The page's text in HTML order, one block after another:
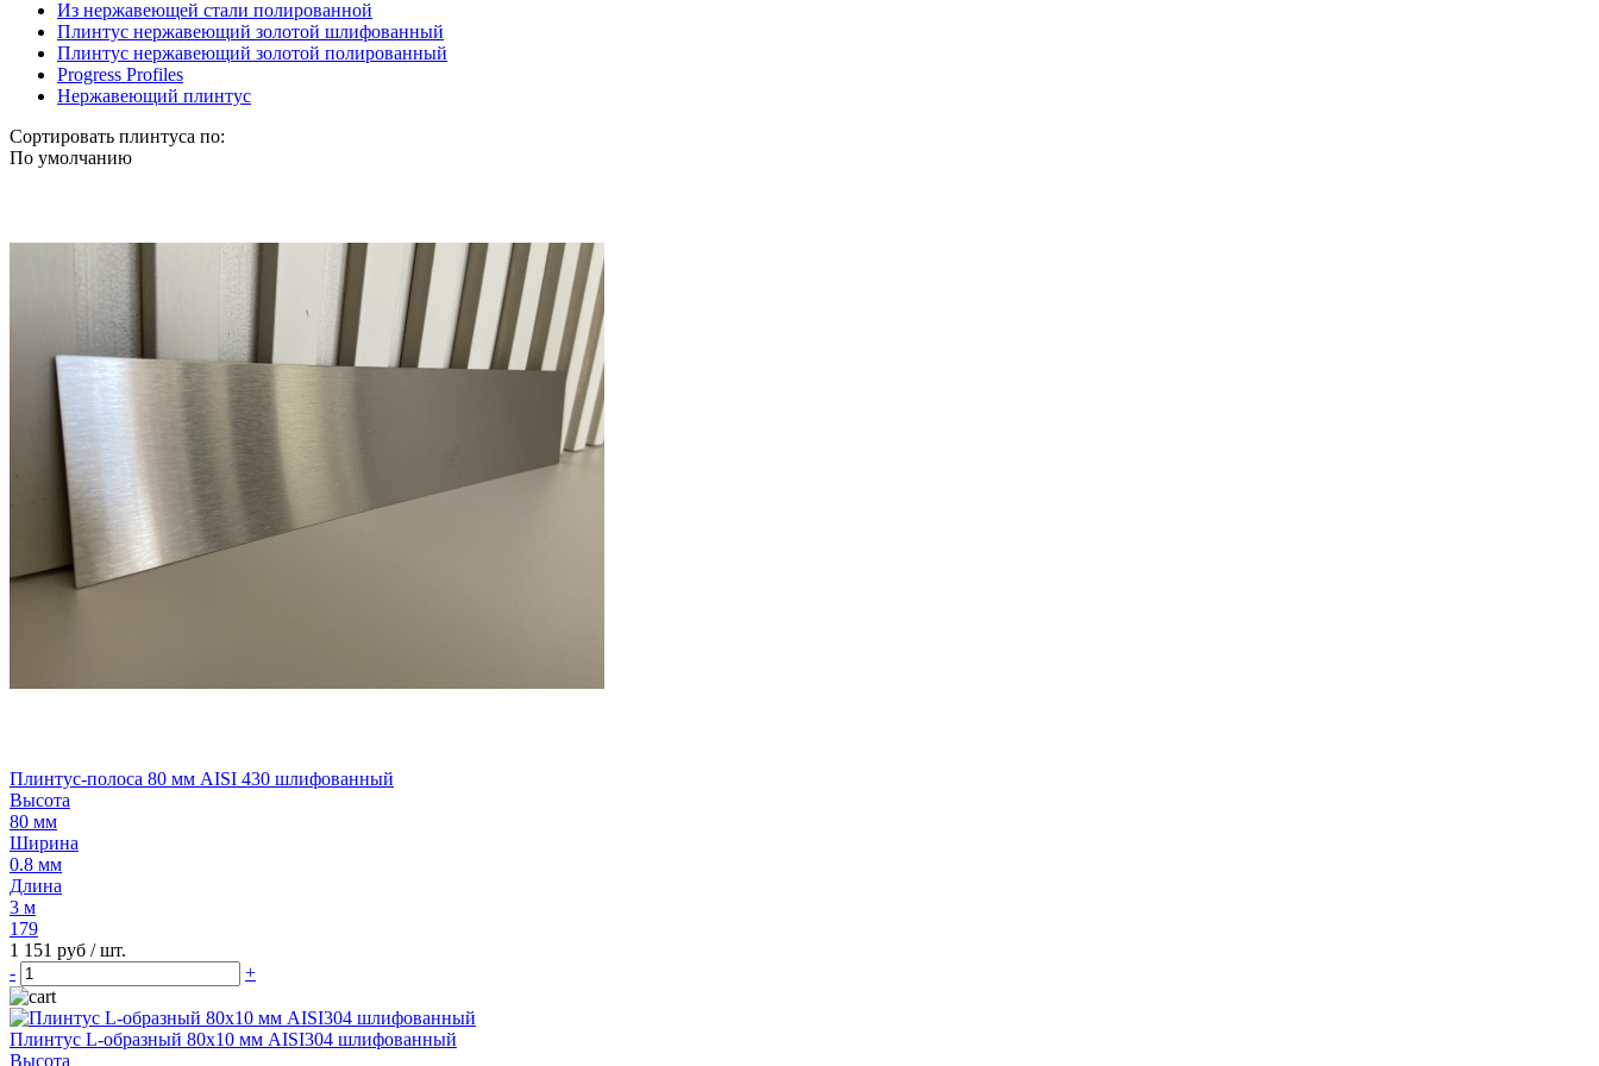
Из нержавеющей стали полированной
Плинтус нержавеющий золотой шлифованный
Плинтус нержавеющий золотой полированный
Progress Profiles
Нержавеющий плинтус
Сортировать плинтуса по:
По умолчанию
Плинтус-полоса 80 мм AISI 430 шлифованный
Высота
80 мм
Ширина
0.8 мм
Длина
3 м
179
1 151 руб / шт.
-
+
Плинтус L-образный 80х10 мм AISI304 шлифованный
Высота